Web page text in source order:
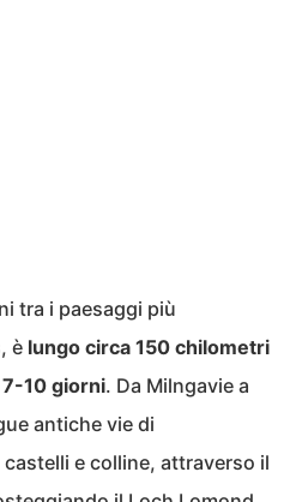
tra i paesaggi più
è lungo circa 150 chilometri
10 giorni. Da Milngavie a
antiche vie di
e colline, attraverso il